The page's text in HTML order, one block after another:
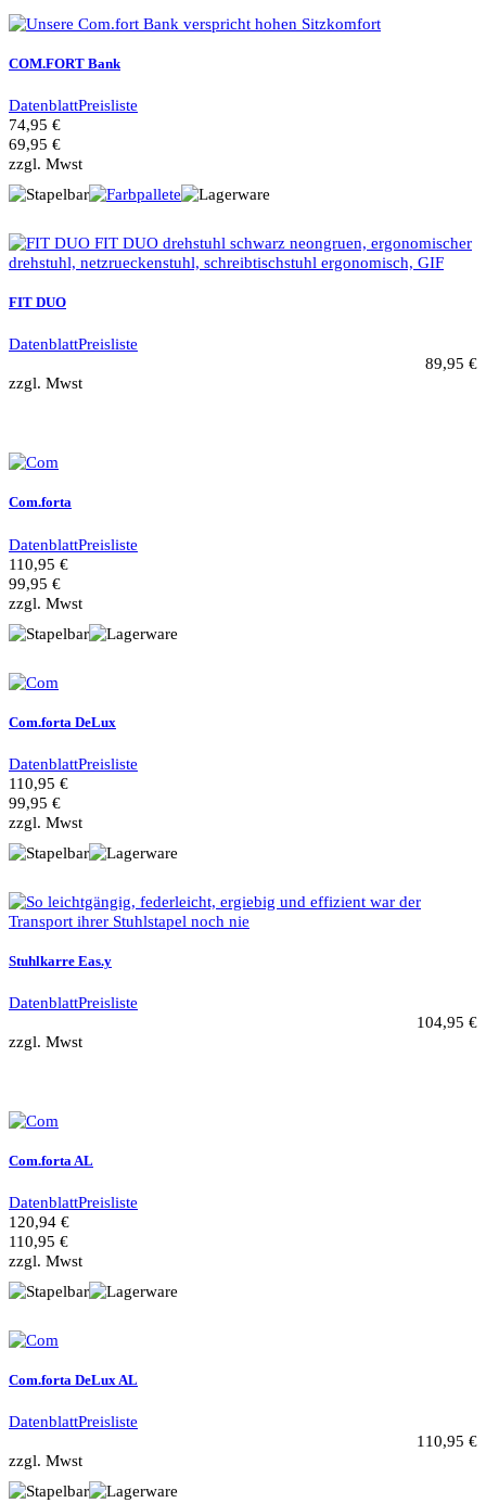
COM.FORT Bank
DatenblattPreisliste
74,95 €
69,95 €
zzgl. Mwst
FIT DUO
DatenblattPreisliste
89,95 €
zzgl. Mwst
Com.forta
DatenblattPreisliste
110,95 €
99,95 €
zzgl. Mwst
Com.forta DeLux
DatenblattPreisliste
110,95 €
99,95 €
zzgl. Mwst
Stuhlkarre Eas.y
DatenblattPreisliste
104,95 €
zzgl. Mwst
Com.forta AL
DatenblattPreisliste
120,94 €
110,95 €
zzgl. Mwst
Com.forta DeLux AL
DatenblattPreisliste
110,95 €
zzgl. Mwst